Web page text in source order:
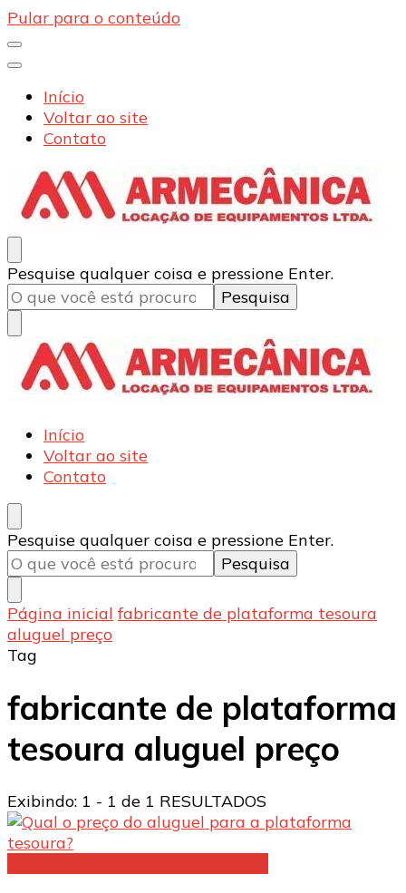
Pular para o conteúdo
Início
Voltar ao site
Contato
Armecânica
Blog
Procurando
algo?
Pesquise qualquer coisa e pressione Enter.
Armecânica
Blog
Início
Voltar ao site
Contato
Procurando
algo?
Pesquise qualquer coisa e pressione Enter.
Página inicial fabricante de plataforma tesoura
aluguel preço
Tag
fabricante de plataforma
tesoura aluguel preço
Exibindo: 1 - 1 de 1 RESULTADOS